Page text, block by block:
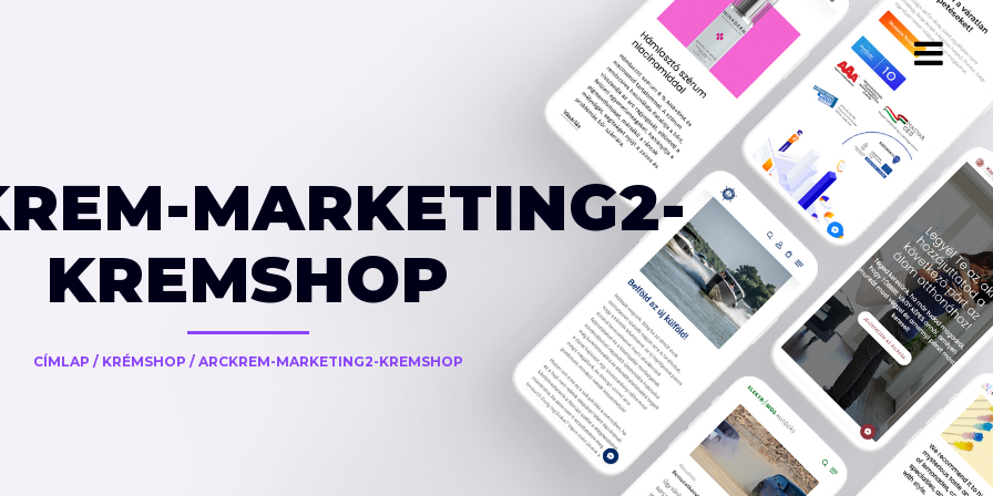
MARKETING2-
KREMSHOP
CÍMLAP / KRÉMSHOP / ARCKREM-MARKETING2-KREMSHOP